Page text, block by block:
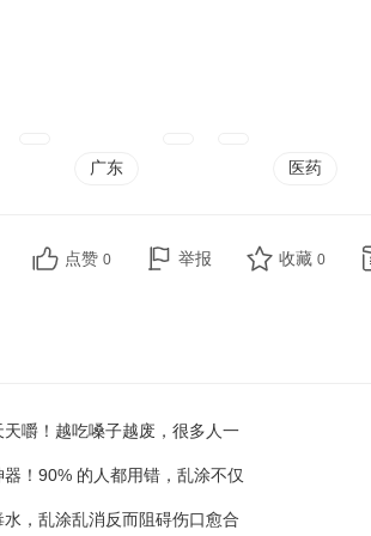
广东 医药
点赞 0 举报 收藏 0
天嚼！越吃嗓子越废，很多人一
！90% 的人都用错，乱涂不仅
，乱涂乱消反而阻碍伤口愈合